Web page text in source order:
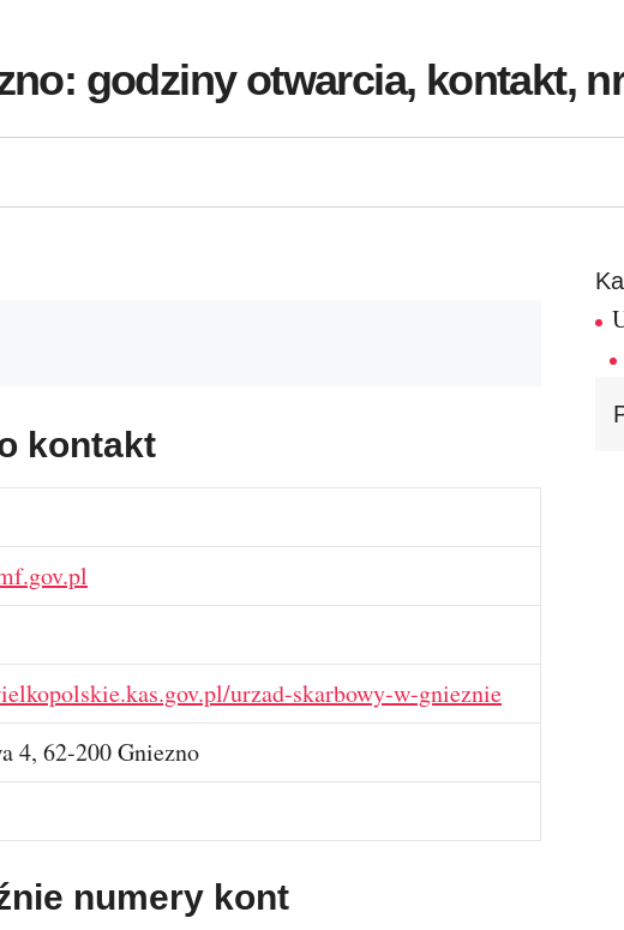
godziny otwarcia, kontakt,
kontakt
urzad-skarbowy-w-gnieznie
4, 62-200 Gniezno
numery kont